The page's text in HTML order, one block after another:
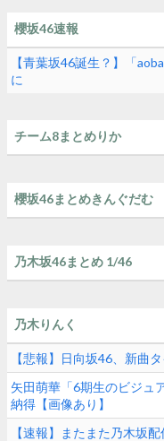
櫻坂46速報
【青葉坂46誕生？】「
に
チーム8まとめりか
櫻坂46まとめきんぐだむ
乃木坂46まとめ 1/46
乃木りんく
【悲報】日向坂46、新曲
矢田萌華「6期生のビジュ
納得【画像あり】
【速報】またまた乃木坂